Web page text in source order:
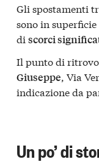
Gli spostamenti
sono in superficie
di scorci
Il punto di
Giuseppe, Via
indicazione da
Un po’ di